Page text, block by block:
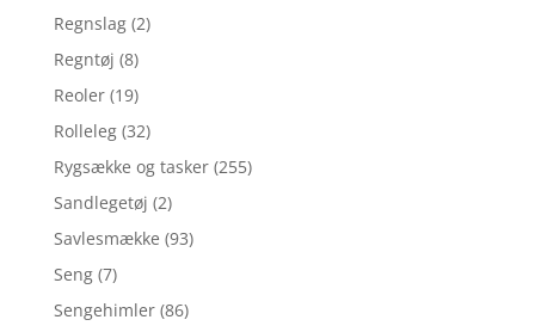
Regnslag (2)
Regntøj (8)
Reoler (19)
Rolleleg (32)
Rygsække og tasker (255)
Sandlegetøj (2)
Savlesmække (93)
Seng (7)
Sengehimler (86)